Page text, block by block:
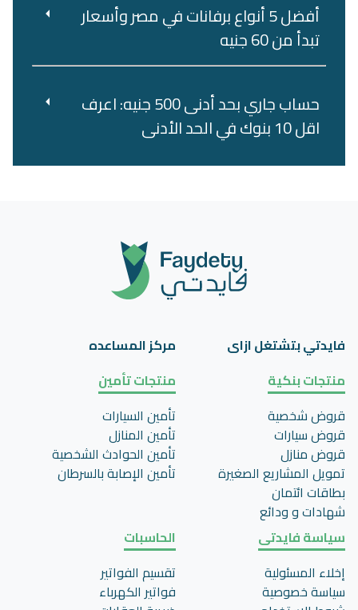
أفضل 5 أنواع برفانات في مصر وأسعار
تبدأ من 60 جنيه
حساب جاري بحد أدنى 500 جنيه: اعرف
اقل 10 بنوك في الحد الأدنى
فايدتي بتشتغل ازاى
مركز المساعده
منتجات بنكية
قروض شخصية
قروض سيارات
قروض منازل
تمويل المشاريع الصغيرة
بطاقات ائتمان
شهادات و ودائع
منتجات تأمين
تأمين السيارات
تأمين المنازل
تأمين الحوادث الشخصية
تأمين اﻹصابة بالسرطان
سياسة فايدتى
إخلاء المسئولية
سياسة خصوصية
الحاسبات
تقسيم الفواتير
فواتير الكهرباء